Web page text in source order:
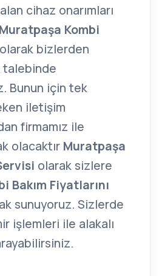
cihaz onarımları
Muratpaşa Kombi
olarak bizlerden
talebinde
Bunun için tek
iletişim
firmamız ile
olacaktır Muratpaşa
olarak sizlere
Bakım Fiyatlarını
sunuyoruz. Sizlerde
işlemleri ile alakalı